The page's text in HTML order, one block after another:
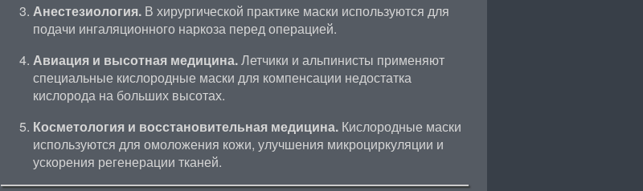
Анестезиология.В хирургической практике маски используются для
подачи ингаляционного наркоза перед операцией.
Авиация и высотная медицина.Летчики и альпинисты применяют
специальные кислородные маски для компенсации недостатка
кислорода на больших высотах.
Косметология и восстановительная медицина.Кислородные маски
используются для омоложения кожи, улучшения микроциркуляции и
ускорения регенерации тканей.